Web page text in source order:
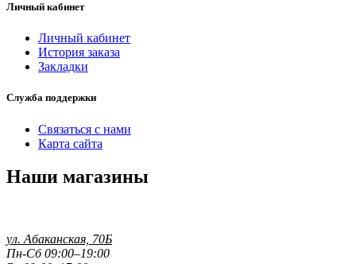
Личный кабинет
Личный кабинет
История заказа
Закладки
Служба поддержки
Связаться с нами
Карта сайта
Наши магазины
ул. Абаканская, 70Б
Пн-Сб 09:00–19:00